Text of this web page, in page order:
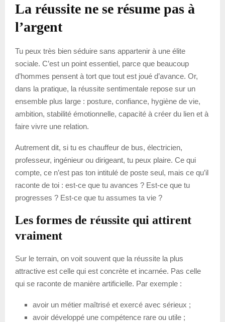
La réussite ne se résume pas à
l’argent
Tu peux très bien séduire sans appartenir à une élite
sociale. C’est un point essentiel, parce que beaucoup
d’hommes pensent à tort que tout est joué d’avance. Or,
dans la pratique, la réussite sentimentale repose sur un
ensemble plus large : posture, confiance, hygiène de vie,
ambition, stabilité émotionnelle, capacité à créer du lien et à
faire vivre une relation.
Autrement dit, si tu es chauffeur de bus, électricien,
professeur, ingénieur ou dirigeant, tu peux plaire. Ce qui
compte, ce n’est pas ton intitulé de poste seul, mais ce qu’il
raconte de toi : est-ce que tu avances ? Est-ce que tu
progresses ? Est-ce que tu assumes ta vie ?
Les formes de réussite qui attirent
vraiment
Sur le terrain, on voit souvent que la réussite la plus
attractive est celle qui est concrète et incarnée. Pas celle
qui se raconte de manière artificielle. Par exemple :
avoir un métier maîtrisé et exercé avec sérieux ;
avoir développé une compétence rare ou utile ;